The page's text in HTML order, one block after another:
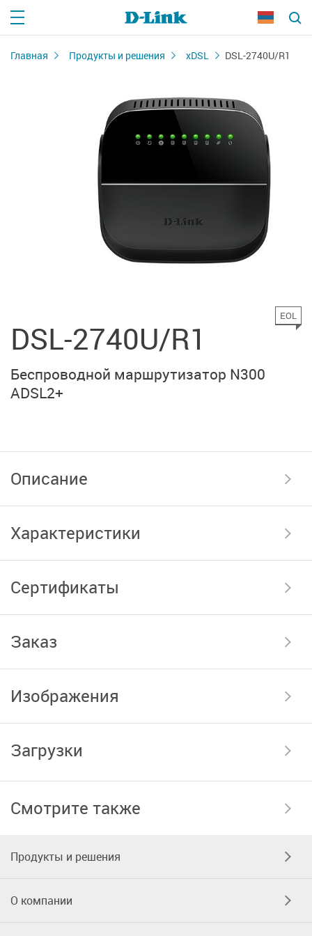
Главная Продукты и решения xDSL DSL-2740U/R1
DSL-2740U/R1
EOL
Беспроводной маршрутизатор N300
ADSL2+
Описание
Характеристики
Сертификаты
Заказ
Изображения
Загрузки
Смотрите также
Продукты и решения
О компании